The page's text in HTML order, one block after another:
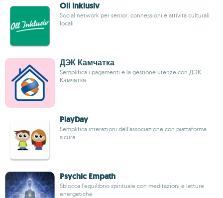
Oll Inklusiv
Social network per senior: connessioni e attività culturali
locali
ДЭК Камчатка
Semplifica i pagamenti e la gestione utenze con ДЭК
Камчатка
PlayDay
Semplifica interazioni dell’associazione con piattaforma
sicura
Psychic Empath
Sblocca l’equilibrio spirituale con meditazioni e letture
energetiche